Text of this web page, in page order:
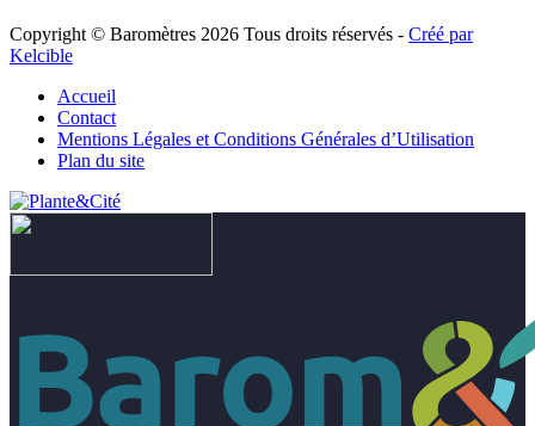
Copyright © Baromètres 2026 Tous droits réservés - Créé par
Kelcible
Accueil
Contact
Mentions Légales et Conditions Générales d’Utilisation
Plan du site